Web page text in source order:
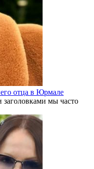
отца в Юрмале
мы часто